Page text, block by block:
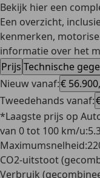
Bekijk hier een
Een overzicht,
kenmerken,
informatie over het
Prijs Technische
Nieuw vanaf:€
Tweedehands vanaf:
*Laagste prijs op
van 0 tot 100 km/u:
Maximumsnelheid:
CO2-uitstoot
Verbruik